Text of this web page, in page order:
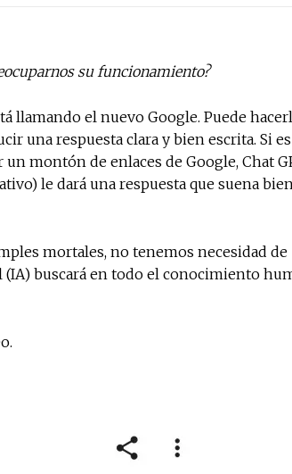
No te pierdas
Suscríbete a nuestro
noticias del vapeo y la
Subscribe to our daily
of vaping and tobacco
su funcionamiento?
llamando el nuevo Google. Puede
una respuesta clara y bien escrita. Si es
montón de enlaces de Google, Chat
le dará una respuesta que suena
mortales, no tenemos necesidad de
buscará en todo el conocimiento